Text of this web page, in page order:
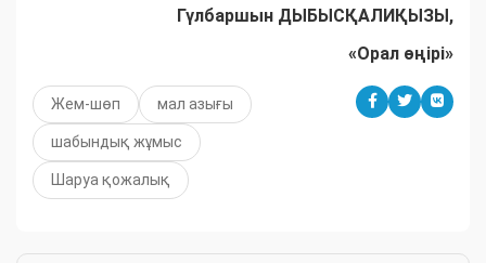
Гүлбаршын ДЫБЫСҚАЛИҚЫЗЫ,
«Орал өңірі»
Жем-шөп мал азығы
шабындық жұмыс
Шаруа қожалық